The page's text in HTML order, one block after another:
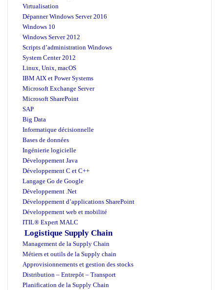
Virtualisation
Dépanner Windows Server 2016
Windows 10
Windows Server 2012
Scripts d’administration Windows
System Center 2012
Linux, Unix, macOS
IBM AIX et Power Systems
Microsoft Exchange Server
Microsoft SharePoint
SAP
Big Data
Informatique décisionnelle
Bases de données
Ingénierie logicielle
Développement Java
Développement C et C++
Langage Go de Google
Développement .Net
Développement d’applications SharePoint
Développement web et mobilité
ITIL® Expert MALC
Logistique Supply Chain
Management de la Supply Chain
Métiers et outils de la Supply chain
Approvisionnements et gestion des stocks
Distribution – Entrepôt – Transport
Planification de la Supply Chain